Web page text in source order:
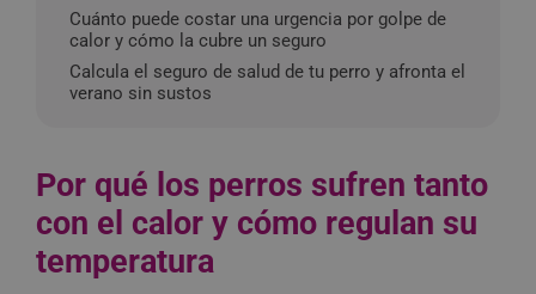
Cuánto puede costar una urgencia por golpe de
calor y cómo la cubre un seguro
Calcula el seguro de salud de tu perro y afronta el
verano sin sustos
Por qué los perros sufren tanto
con el calor y cómo regulan su
temperatura